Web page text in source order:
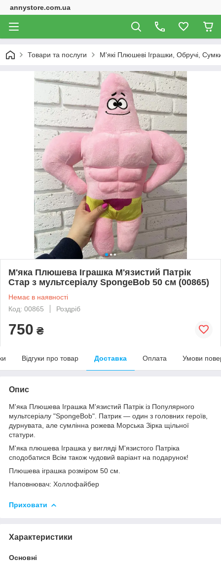
annystore.com.ua
Товари та послуги М'які Плюшеві Іграшки, Обручі,
М'яка Плюшева Іграшка М'язистий Патрік
Стар з мультсеріалу SpongeBob 50 см (00865)
Немає в наявності
Код: 00865
Роздріб
750 ₴
Відгуки про товар Доставка Оплата Умови
Опис
М'яка Плюшева Іграшка М'язистий Патрік із Популярного
мультсеріалу "SpongeBob". Патрик — один з головних героїв,
дурнувата, але сумлінна рожева Морська Зірка щільної
статури.
М'яка плюшева Іграшка у вигляді М'язистого Патріка
сподобатися Всім також чудовий варіант на подарунок!
Плюшева іграшка розміром 50 см.
Наповнювач: Холлофайбер
Приховати
Характеристики
Основні